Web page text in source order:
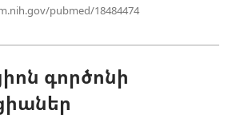
pubmed/18484474
գործոնի